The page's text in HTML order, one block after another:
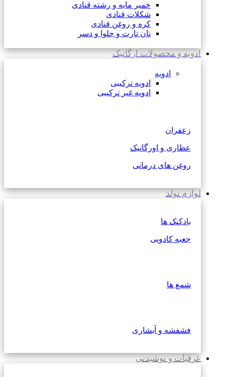
خمیر مایه و رشته قنادی
شکلات قنادی
کره و روغن قنادی
نان تارت و حلوا و دسر
ادویه و محصولات ارگانیک
ادویه
ادویه ترکیبی
ادویه غیر ترکیبی
زعفران
عطاری و اورگانیک
روغن های درمانی
لوازم تولد
بادکنک ها
جعبه کادویی
شمع ها
فشفشه و آبشاری
عرقیات و نوشیدنی